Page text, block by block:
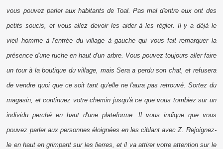
vous pouvez parler aux habitants de Toal. Pas mal d'entre eux ont des
petits soucis, et vous allez devoir les aider à les régler. Il y a déjà le
vieil homme à l'entrée du village à gauche qui vous fait remarquer la
présence d'une ruche en haut d'un arbre. Vous pouvez toujours aller faire
un tour à la boutique du village, mais Sera a perdu son chat, et refusera
de vendre quoi que ce soit tant qu'elle ne l'aura pas retrouvé. Sortez du
magasin, et continuez votre chemin jusqu'à ce que vous tombiez sur un
individu perché en haut d'une plateforme. Il vous indique que vous
pouvez parler aux personnes éloignées en les ciblant avec Z. Rejoignez-
le en haut en grimpant sur les lierres, et il va attirer votre attention sur le